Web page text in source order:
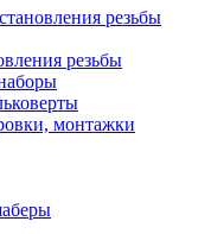
резьбы
резьбы
монтажки